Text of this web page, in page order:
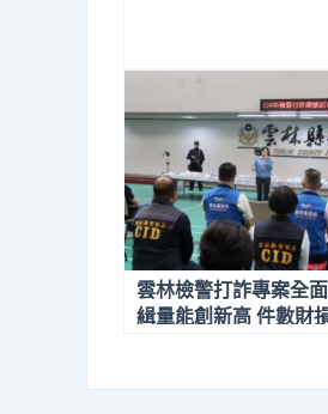
雲林檢警打詐專案全
緝量能創新高 件數財